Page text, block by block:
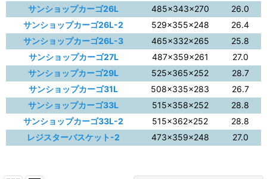
サンショップカーゴ26L
485×343×270
26.0
サンショップカーゴ26L-2
529×355×248
26.4
サンショップカーゴ26L-3
465×332×265
25.8
サンショップカーゴ27L
487×359×261
27.0
サンショップカーゴ29L
525×365×252
28.7
サンショップカーゴ31L
508×335×283
26.7
サンショップカーゴ33L
515×358×252
28.8
サンショップカーゴ33L-2
515×362×252
28.8
レジスターバスケット-2
473×359×248 27.0